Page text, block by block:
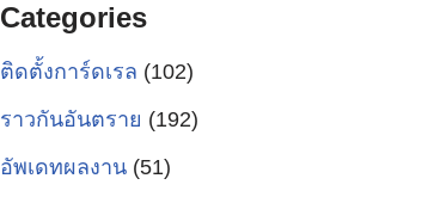
Categories
ติดตั้งการ์ดเรล (102)
ราวกันอันตราย (192)
อัพเดทผลงาน(51)